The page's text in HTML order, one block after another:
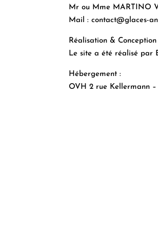
Mr ou Mme MARTINO
Mail : contact@glaces-
Réalisation & Conception
Le site a été réalisé par
Hébergement :
OVH 2 rue Kellermann